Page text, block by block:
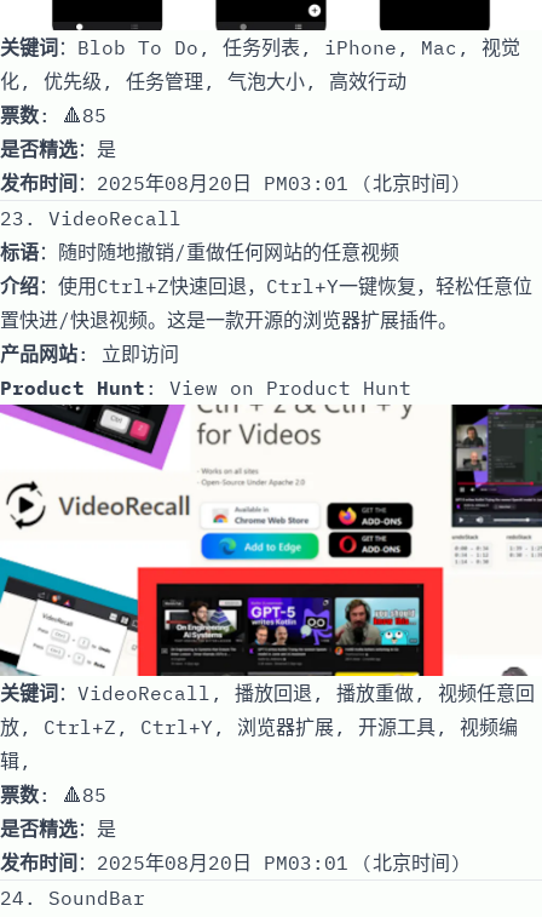
关键词：Blob To Do, 任务列表, iPhone, Mac, 视觉
化, 优先级, 任务管理, 气泡大小, 高效行动
票数: 🔺85
是否精选：是
发布时间 ：2025年08月20日 PM03:01 (北京时间)
23. VideoRecall
标语：随时随地撤销/重做任何网站的任意视频
介绍：使用Ctrl+Z快速回退，Ctrl+Y一键恢复，轻松任意位
置快进/快退视频。这是一款开源的浏览器扩展插件。
产品网站: 立即访问
Product Hunt : View on Product Hunt
关键词：VideoRecall, 播放回退, 播放重做, 视频任意回
放, Ctrl+Z, Ctrl+Y, 浏览器扩展, 开源工具, 视频编
辑,
票数: 🔺85
是否精选：是
发布时间 ：2025年08月20日 PM03:01 (北京时间)
24. SoundBar